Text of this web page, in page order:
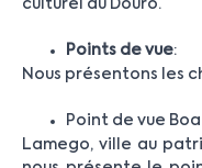
culturel du Douro.
Points de vue:
Nous présentons les
Point de vue
Lamego, ville au